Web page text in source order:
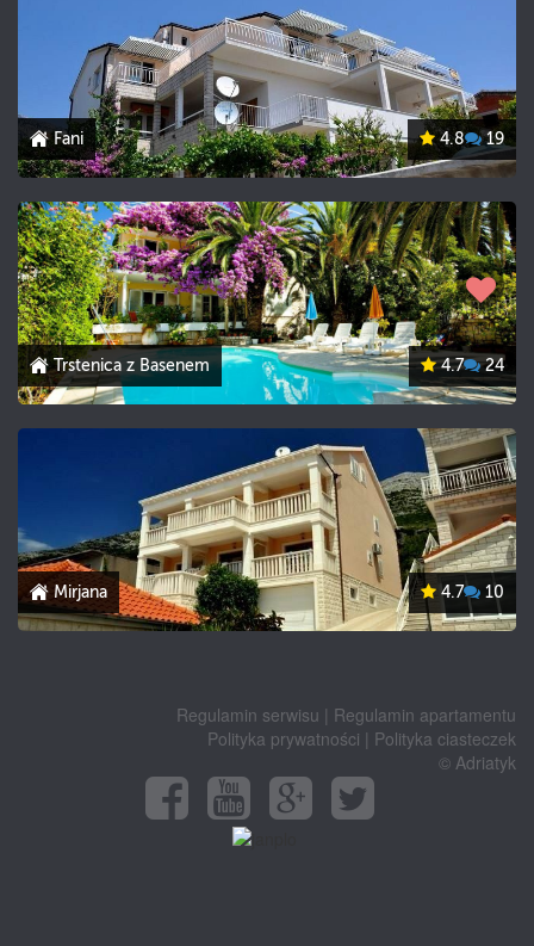
Fani 4.8 19
Trstenica z Basenem 4.7 24
Mirjana 4.7 10
Regulamin serwisu | Regulamin apartamentu
Polityka prywatności | Polityka ciasteczek
© Adriatyk